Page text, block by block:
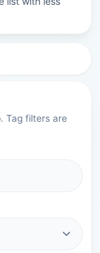
Tag filters are